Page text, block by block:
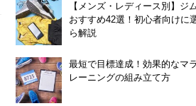
【メンズ・レディース別】ジ
おすすめ42選！初心者向けに
ら解説
最短で目標達成！効果的なマ
レーニングの組み立て方